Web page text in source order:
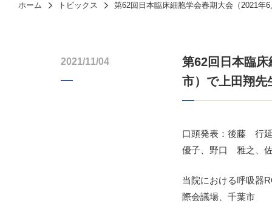
ホーム トピックス 第62回日本臨床細胞学会春期大会（2021年
2021/11/04
第62回日本臨
市）で上田翔先
口頭発表：後藤
優子、野口 雅之、
当院における呼吸器
際会議場、千葉市